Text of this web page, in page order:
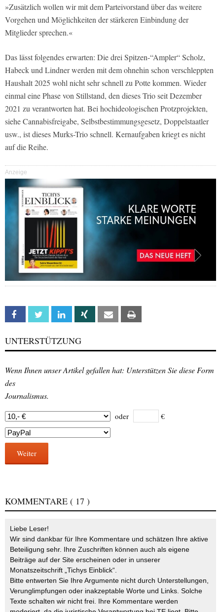
»Zusätzlich wollen wir mit dem Parteivorstand über das weitere
Vorgehen und Möglichkeiten der stärkeren Einbindung der
Mitglieder sprechen.«
Das lässt folgendes erwarten: Die drei Spitzen-“Ampler“ Scholz,
Habeck und Lindner werden mit dem ohnehin schon verschleppten
Haushalt 2025 wohl nicht sehr schnell zu Potte kommen. Wieder
einmal eine Phase von Stillstand, den dieses Trio seit Dezember
2021 zu verantworten hat. Bei hochideologischen Protzprojekten,
siehe Cannabisfreigabe, Selbstbestimmungsgesetz, Doppelstaatler
usw., ist dieses Murks-Trio schnell. Kernaufgaben kriegt es nicht
auf die Reihe.
Anzeige
Facebook Twitter Linkedin Xing Email
UNTERSTÜTZUNG
Wenn Ihnen unser Artikel gefallen hat: Unterstützen Sie diese Form
des
Journalismus.
oder €
Weiter
KOMMENTARE ( 17 )
Liebe Leser!
Wir sind dankbar für Ihre Kommentare und schätzen Ihre aktive
Beteiligung sehr. Ihre Zuschriften können auch als eigene
Beiträge auf der Site erscheinen oder in unserer
Monatszeitschrift „Tichys Einblick“.
Bitte entwerten Sie Ihre Argumente nicht durch Unterstellungen,
Verunglimpfungen oder inakzeptable Worte und Links. Solche
Texte schalten wir nicht frei. Ihre Kommentare werden